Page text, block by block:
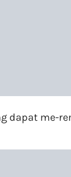
dapat me-